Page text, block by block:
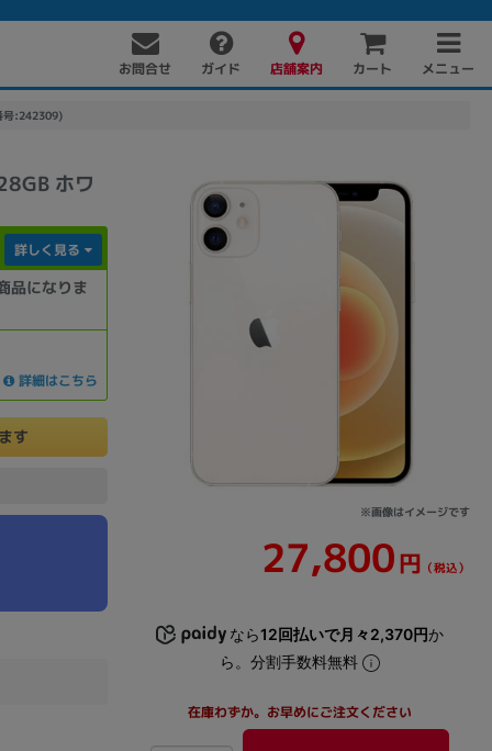
お問合せ ガイド 店舗案内 カート メニュー
号:242309)
ホワ
※画像はイメージです
27,800円 （税込）
なら12回払いで月々2,370円か
ら。分割手数料無料
在庫わずか。お早めにご注文ください
品になりま
詳しく見る
詳細はこちら
す
PC周辺機器 ソフト